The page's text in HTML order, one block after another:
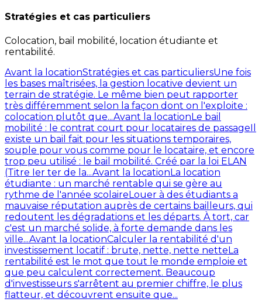
Stratégies et cas particuliers
Colocation, bail mobilité, location étudiante et
rentabilité.
Avant la locationStratégies et cas particuliersUne fois
les bases maîtrisées, la gestion locative devient un
terrain de stratégie. Le même bien peut rapporter
très différemment selon la façon dont on l'exploite :
colocation plutôt que...Avant la locationLe bail
mobilité : le contrat court pour locataires de passageIl
existe un bail fait pour les situations temporaires,
souple pour vous comme pour le locataire, et encore
trop peu utilisé : le bail mobilité. Créé par la loi ELAN
(Titre Ier ter de la...Avant la locationLa location
étudiante : un marché rentable qui se gère au
rythme de l'année scolaireLouer à des étudiants a
mauvaise réputation auprès de certains bailleurs, qui
redoutent les dégradations et les départs. À tort, car
c'est un marché solide, à forte demande dans les
ville...Avant la locationCalculer la rentabilité d'un
investissement locatif : brute, nette, nette netteLa
rentabilité est le mot que tout le monde emploie et
que peu calculent correctement. Beaucoup
d'investisseurs s'arrêtent au premier chiffre, le plus
flatteur, et découvrent ensuite que...